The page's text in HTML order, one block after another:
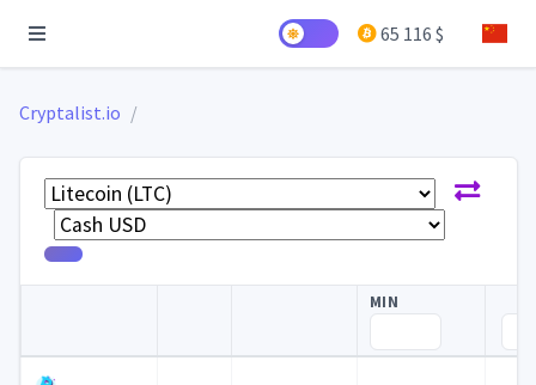
65 116 $
Cryptalist.io
MIN